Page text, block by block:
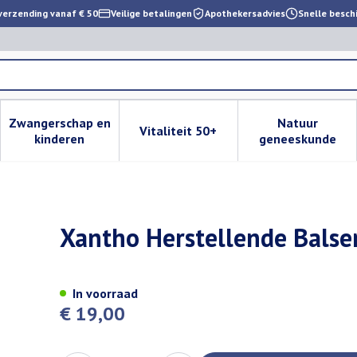
vanaf € 50 Veilige betalingen Apothekersadvies Snelle
verzorging en hygiëne categorie
voor Dieet, voeding en vitamines categorie
Zwangerschap en
kinderenToon submenu voor Zwangerschap en kinderen
Vitaliteit 50+Toon submenu voor Vitaliteit
Natuur
geneeskunde
Toon
gez./lip 25ml
Xantho Herstellende
€ 19,00
In voorraad